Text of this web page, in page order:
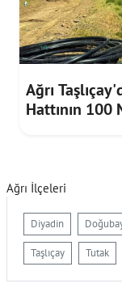
Ağrı
Hattının
Ağrı İlçeleri
Diyadin
Taşlıçay Tutak